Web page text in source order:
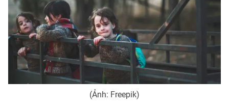
Photo Infographic
Video Shorts video
VTV Money VTV Thể thao
Bất động sản
(Ảnh: Freepik)